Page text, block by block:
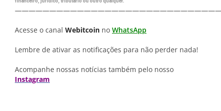
Acesse o canal Webitcoin no WhatsApp
Lembre de ativar as notificações para não perder nada!
Acompanhe nossas notícias também pelo nosso
Instagram